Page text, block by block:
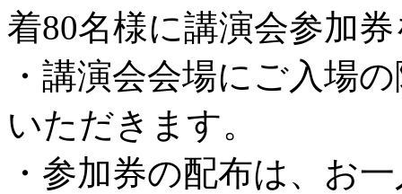
着80名様に講演会参加
・講演会会場にご入場
いただきます。
・参加券の配布は、お